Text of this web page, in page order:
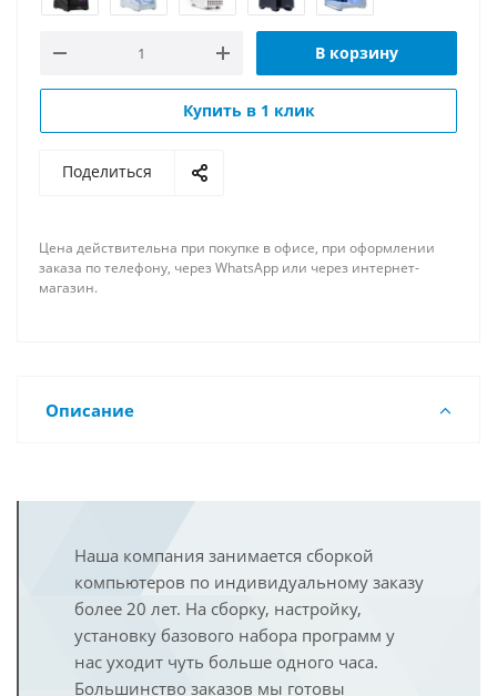
В корзину
Купить в 1 клик
Поделиться
Цена действительна при покупке в офисе, при оформлении
заказа по телефону, через WhatsApp или через интернет-
магазин.
Описание
Наша компания занимается сборкой
компьютеров по индивидуальному заказу
более 20 лет. На сборку, настройку,
установку базового набора программ у
нас уходит чуть больше одного часа.
Большинство заказов мы готовы